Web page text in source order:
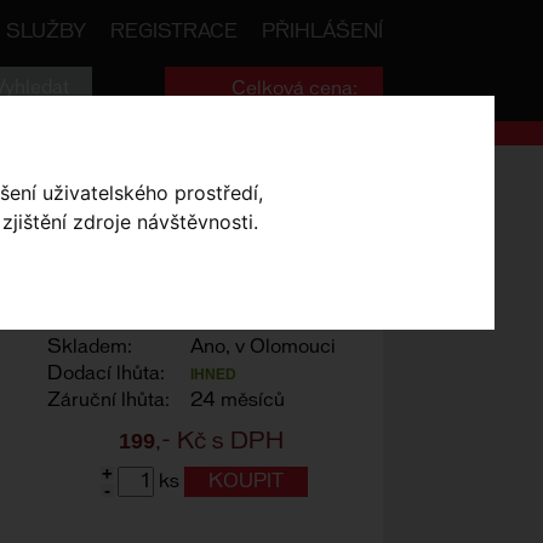
uživatelského prostředí,
zdroje návštěvnosti.
SLUŽBY REGISTRACE PŘIHLÁŠENÍ
Celková cena:
Skladem:
Ano, v Olomouci
Dodací lhůta:
IHNED
Záruční lhůta: 24 měsíců
199,- Kč s DPH
+
-
ks